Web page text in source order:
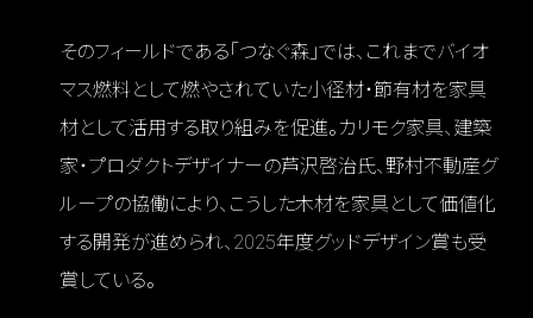
そのフィールドである「つなぐ森」では、これまでバイオ
マス燃料として燃やされていた小径材・節有材を家具
材として活用する取り組みを促進。カリモク家具、建築
家・プロダクトデザイナーの芦沢啓治氏、野村不動産グ
ループの協働により、こうした木材を家具として価値化
する開発が進められ、2025年度グッドデザイン賞も受
賞している。